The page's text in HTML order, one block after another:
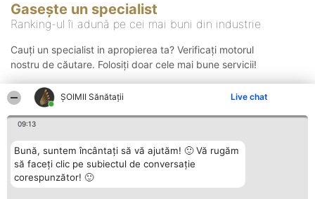
ŞOIMII Sănătații Live chat
09:13
Bună, suntem încântați să vă ajutăm! 🙂 Vă rugăm
să faceți clic pe subiectul de conversație
corespunzător! 🙂
Gasește un specialist
Ranking-ul îi adună pe cei mai buni din industrie
Cauți un specialist in apropierea ta? Verificați motorul
nostru de căutare. Folosiți doar cele mai bune servicii!